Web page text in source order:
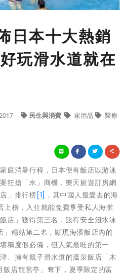
日本十大熱銷
玩滑水道就在
民生與消費 家用品 醫療
庭消暑行程，日本便有飯店以游泳
狂搶「水」商機，樂天旅遊訂房網
」排行榜 [1] ，其中國人最愛去的海
上榜，入住就能免費享受私人海灘
店」獲得第三名，設有安全淺水泳
穩站第二名，顯現海濱飯店內的
稱度假必備，但人氣最旺的第一
、擁有親子滑水道的溫泉飯店「木
飯店龍宮亭」奪下，夏季限定的富